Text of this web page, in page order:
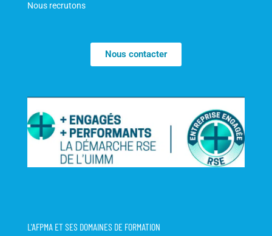
Nous recrutons
Nous contacter
L'AFPMA ET SES DOMAINES DE FORMATION